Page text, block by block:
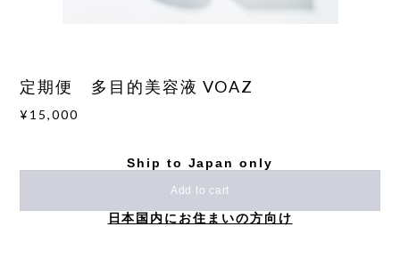
定期便 多目的美容液 VOAZ
¥15,000
Ship to Japan only
Add to cart
日本国内にお住まいの方向け